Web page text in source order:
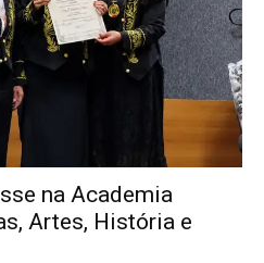
na Academia
Artes, História e